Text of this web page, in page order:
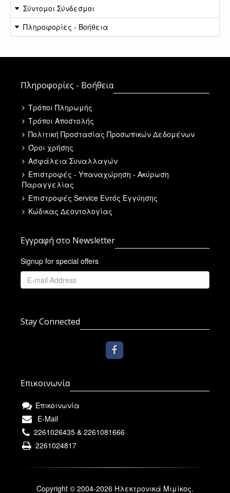
Σύντομοι Σύνδεσμοι
Πληροφορίες - Βοήθεια
Πληροφορίες - Βοήθεια
Τρόποι Πληρωμής
Τρόποι Αποστολής
Πολιτική Προστασίας Προσωπικών Δεδομένων
Όροι χρήσης
Ασφάλεια Συναλλαγών
Επιστροφές - Υπαναχώρηση - Ακύρωση
Παραγγελίας
Επιστροφές Service Εντός Εγγύησης
Κώδικας Δεοντολογίας
Εγγραφή στο Newsletter
Signup for special offers
Stay Connected
Επικοινωνία
Επικοινωνία
E-Mail
2261026435 & 2261081666
2261024817
Copyright © 2004-2026 Ηλεκτρονικά Μιμίκος.